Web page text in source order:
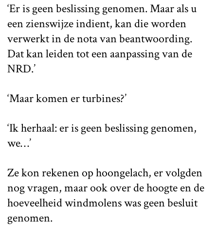
‘Er is geen beslissing genomen. Maar als u
een zienswijze indient, kan die worden
verwerkt in de nota van beantwoording.
Dat kan leiden tot een aanpassing van de
NRD.’
‘Maar komen er turbines?’
‘Ik herhaal: er is geen beslissing genomen,
we…’
Ze kon rekenen op hoongelach, er volgden
nog vragen, maar ook over de hoogte en de
hoeveelheid windmolens was geen besluit
genomen.